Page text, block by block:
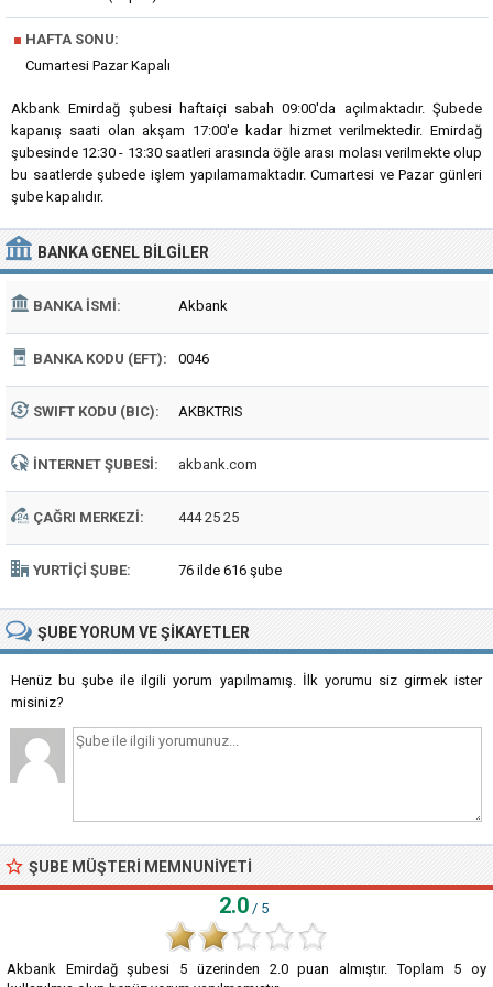
■ HAFTA SONU:
Cumartesi Pazar Kapalı
Akbank Emirdağ şubesi haftaiçi sabah 09:00'da açılmaktadır. Şubede
kapanış saati olan akşam 17:00'e kadar hizmet verilmektedir. Emirdağ
şubesinde 12:30 - 13:30 saatleri arasında öğle arası molası verilmekte olup
bu saatlerde şubede işlem yapılamamaktadır. Cumartesi ve Pazar günleri
şube kapalıdır.
BANKA GENEL BILGILER
BANKA İSMI: Akbank
BANKA KODU (EFT): 0046
SWIFT KODU (BIC): AKBKTRIS
İNTERNET ŞUBESI: akbank.com
ÇAĞRI MERKEZI: 444 25 25
YURTIÇI ŞUBE: 76 ilde 616 şube
ŞUBEYORUM VE ŞIKAYETLER
Henüz bu şube ile ilgili yorum yapılmamış. İlk yorumu siz girmek ister
misiniz?
ŞUBE MÜŞTERI MEMNUNIYETI
2.0 / 5
Akbank Emirdağ şubesi 5 üzerinden 2.0puan almıştır. Toplam 5 oy